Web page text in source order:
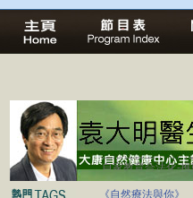
自家教育合法化-
《自然療法與你》